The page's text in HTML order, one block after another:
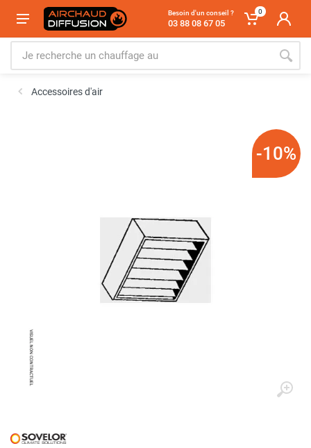
Besoin d'un conseil ?
03 88 08 67 05
0
Accessoires d'air
-10%